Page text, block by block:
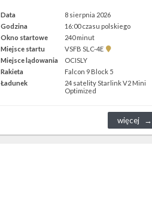
Data
8 sierpnia 2026
Godzina
16:00 czasu polskiego
Okno startowe
240 minut
Miejsce startu
VSFB SLC-4E
Pokaż
SLC-
4E w
Google
Miejsce lądowania
OCISLY
Rakieta
Falcon 9 Block 5
Ładunek
24 satelity Starlink V2 Mini
Optimized
więcej